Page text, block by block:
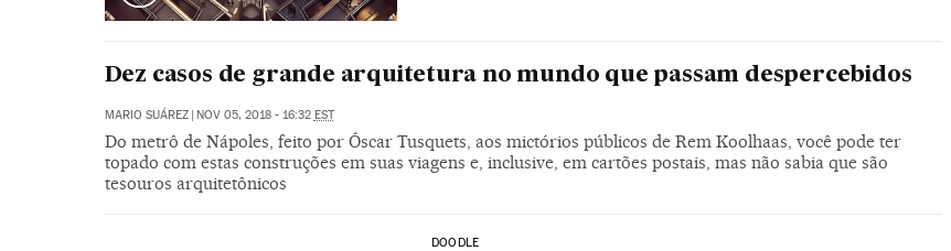
Dez casos de grande arquitetura no mundo que passam despercebidos
MARIO SUÁREZ | NOV 05, 2018 - 16:32 EST
Do metrô de Nápoles, feito por Óscar Tusquets, aos mictórios públicos de Rem Koolhaas, você pode ter
topado com estas construções em suas viagens e, inclusive, em cartões postais, mas não sabia que são
tesouros arquitetônicos
DOODLE